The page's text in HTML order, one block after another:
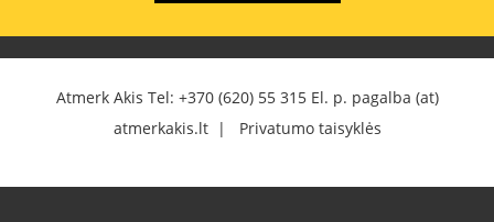
Atmerk Akis Tel: +370 (620) 55 315El. p. pagalba (at)
atmerkakis.lt | Privatumo taisyklės